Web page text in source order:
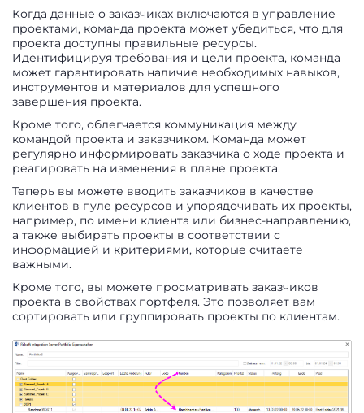
Когда данные о заказчиках включаются в управление
проектами, команда проекта может убедиться, что для
проекта доступны правильные ресурсы.
Идентифицируя требования и цели проекта, команда
может гарантировать наличие необходимых навыков,
инструментов и материалов для успешного
завершения проекта.
Кроме того, облегчается коммуникация между
командой проекта и заказчиком. Команда может
регулярно информировать заказчика о ходе проекта и
реагировать на изменения в плане проекта.
Теперь вы можете вводить заказчиков в качестве
клиентов в пуле ресурсов и упорядочивать их проекты,
например, по имени клиента или бизнес-направлению,
а также выбирать проекты в соответствии с
информацией и критериями, которые считаете
важными.
Кроме того, вы можете просматривать заказчиков
проекта в свойствах портфеля. Это позволяет вам
сортировать или группировать проекты по клиентам.